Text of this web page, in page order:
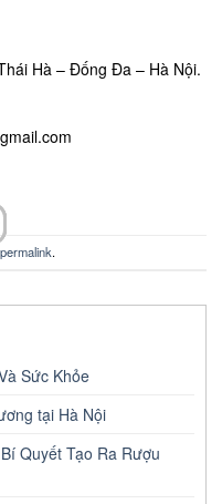
Hà – Đống Đa – Hà Nội.
permalink.
Sức Khỏe
tại Hà Nội
Quyết Tạo Ra Rượu